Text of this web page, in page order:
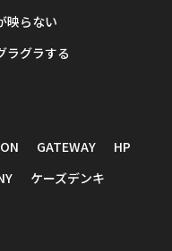
映らない
ラグラする
GATEWAY
HP
ケーズデンキ